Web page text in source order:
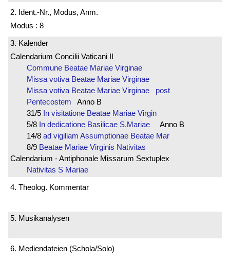
2. Ident.-Nr., Modus, Anm.
Modus : 8
3. Kalender
Calendarium Concilii Vaticani II
Commune Beatae Mariae Virginae
Missa votiva Beatae Mariae Virginae
Missa votiva Beatae Mariae Virginae post
Pentecostem Anno B
31/5 In visitatione Beatae Mariae Virgin
5/8 In dedicatione Basilicae S.Mariae
Anno B
14/8 ad vigiliam Assumptionae Beatae Mar
8/9 Beatae Mariae Virginis Nativitas
Calendarium - Antiphonale Missarum Sextuplex
Nativitas S Mariae
4. Theolog. Kommentar
5. Musikanalysen
6. Mediendateien (Schola/Solo)